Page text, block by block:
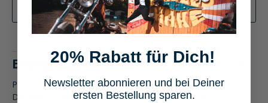
zu ermitteln
Beschreibung
Produktbeschreibung: Held Tourino Top Damen Textiljacke
Die Held Tourino Top Damen Textiljacke bietet Dir
20% Rabatt für Dich!
Newsletter abonnieren und bei Deiner
ersten Bestellung sparen.